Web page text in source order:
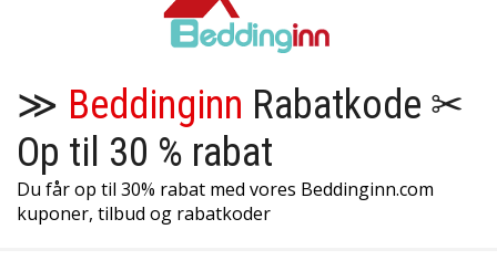
≫ Beddinginn Rabatkode ✂
Op til 30 % rabat
Du får op til 30% rabat med vores Beddinginn.com
kuponer, tilbud og rabatkoder